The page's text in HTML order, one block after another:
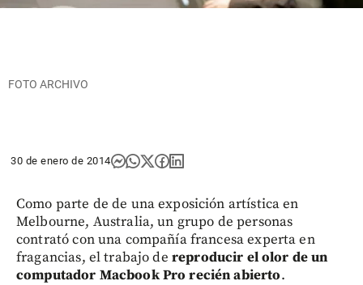
FOTO ARCHIVO
30 de enero de 2014
Como parte de de una exposición artística en
Melbourne, Australia, un grupo de personas
contrató con una compañía francesa experta en
fragancias, el trabajo de reproducir el olor de un
computador Macbook Pro recién abierto.